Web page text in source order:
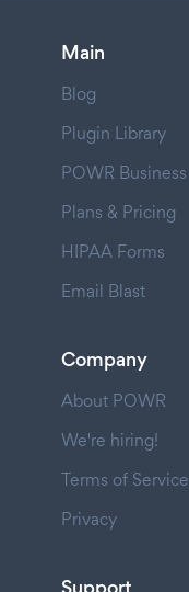
Main
Blog
Plugin Library
POWR Business
Plans & Pricing
HIPAA Forms
Email Blast
Company
About POWR
We're hiring!
Terms of Service
Privacy